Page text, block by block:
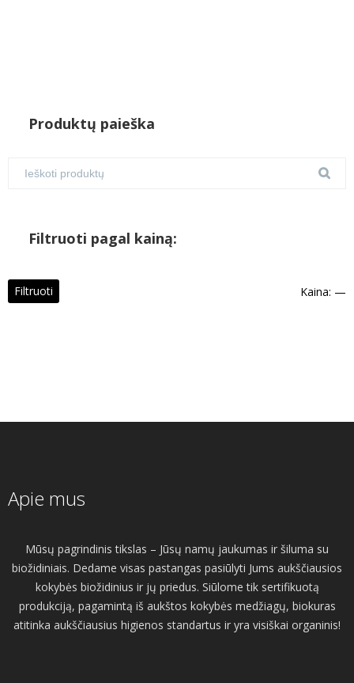
Produktų paieška
Filtruoti pagal kainą:
Filtruoti Kaina: —
Apie mus
Mūsų pagrindinis tikslas – Jūsų namų jaukumas ir šiluma su
biožidiniais. Dedame visas pastangas pasiūlyti Jums aukščiausios
kokybės biožidinius ir jų priedus. Siūlome tik sertifikuotą
produkciją, pagamintą iš aukštos kokybės medžiagų, biokuras
atitinka aukščiausius higienos standartus ir yra visiškai organinis!